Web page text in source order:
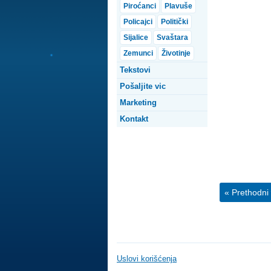
« Prethodni
Piroćanci
Plavuše
Policajci
Politički
Sijalice
Svaštara
Zemunci
Životinje
Tekstovi
Pošaljite vic
Marketing
Kontakt
Uslovi korišćenja